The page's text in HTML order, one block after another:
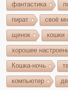
фантастика
пират своё
щенок кошки
хорошее
Кошка-ночь
компьютер